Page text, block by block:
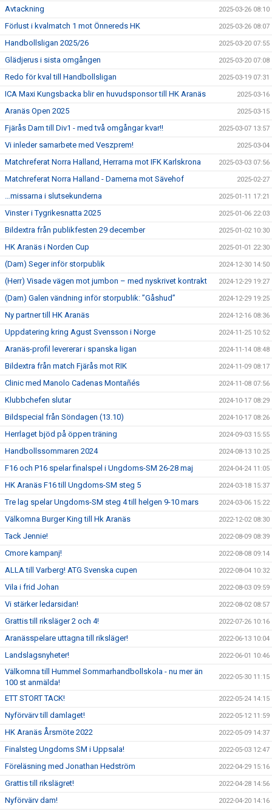
Avtackning 2025-03-26 08:10
Förlust i kvalmatch 1 mot Önnereds HK 2025-03-26 08:07
Handbollsligan 2025/26 2025-03-20 07:55
Glädjerus i sista omgången 2025-03-20 07:08
Redo för kval till Handbollsligan 2025-03-19 07:31
ICA Maxi Kungsbacka blir en huvudsponsor till HK Aranäs 2025-03-16
Aranäs Open 2025 2025-03-15
Fjärås Dam till Div1 - med två omgångar kvar!! 2025-03-07 13:57
Vi inleder samarbete med Veszprem! 2025-03-04
Matchreferat Norra Halland, Herrarna mot IFK Karlskrona 2025-03-03 07:56
Matchreferat Norra Halland - Damerna mot Sävehof 2025-02-27
…missarna i slutsekunderna 2025-01-11 17:21
Vinster i Tygrikesnatta 2025 2025-01-06 22:03
Bildextra från publikfesten 29 december 2025-01-02 10:30
HK Aranäs i Norden Cup 2025-01-01 22:30
(Dam) Seger inför storpublik 2024-12-30 14:50
(Herr) Visade vägen mot jumbon – med nyskrivet kontrakt 2024-12-29 19:27
(Dam) Galen vändning inför storpublik: ”Gåshud” 2024-12-29 19:25
Ny partner till HK Aranäs 2024-12-16 08:36
Uppdatering kring Agust Svensson i Norge 2024-11-25 10:52
Aranäs-profil levererar i spanska ligan 2024-11-14 08:48
Bildextra från match Fjärås mot RIK 2024-11-09 08:17
Clinic med Manolo Cadenas Montañés 2024-11-08 07:56
Klubbchefen slutar 2024-10-17 08:29
Bildspecial från Söndagen (13.10) 2024-10-17 08:26
Herrlaget bjöd på öppen träning 2024-09-03 15:55
Handbollssommaren 2024 2024-08-13 10:25
F16 och P16 spelar finalspel i Ungdoms-SM 26-28 maj 2024-04-24 11:05
HK Aranäs F16 till Ungdoms-SM steg 5 2024-03-18 15:37
Tre lag spelar Ungdoms-SM steg 4 till helgen 9-10 mars 2024-03-06 15:22
Välkomna Burger King till Hk Aranäs 2022-12-02 08:30
Tack Jennie! 2022-08-09 08:39
Cmore kampanj! 2022-08-08 09:14
ALLA till Varberg! ATG Svenska cupen 2022-08-04 10:32
Vila i frid Johan 2022-08-03 09:59
Vi stärker ledarsidan! 2022-08-02 08:57
Grattis till riksläger 2 och 4! 2022-07-26 10:16
Aranässpelare uttagna till riksläger! 2022-06-13 10:04
Landslagsnyheter! 2022-06-01 10:46
Välkomna till Hummel Sommarhandbollskola - nu mer än
100 st anmälda!
2022-05-30 11:15
ETT STORT TACK! 2022-05-24 14:15
Nyförvärv till damlaget! 2022-05-12 11:59
HK Aranäs Årsmöte 2022 2022-05-09 14:37
Finalsteg Ungdoms SM i Uppsala! 2022-05-03 12:47
Föreläsning med Jonathan Hedström 2022-04-29 15:16
Grattis till rikslägret! 2022-04-28 14:56
Nyförvärv dam! 2022-04-20 14:16